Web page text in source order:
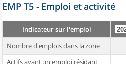
EMP T5 - Emploi et activité
Indicateur sur l'emploi
Nombre d'emplois dans la zone
Actifs ayant un emploi résidant